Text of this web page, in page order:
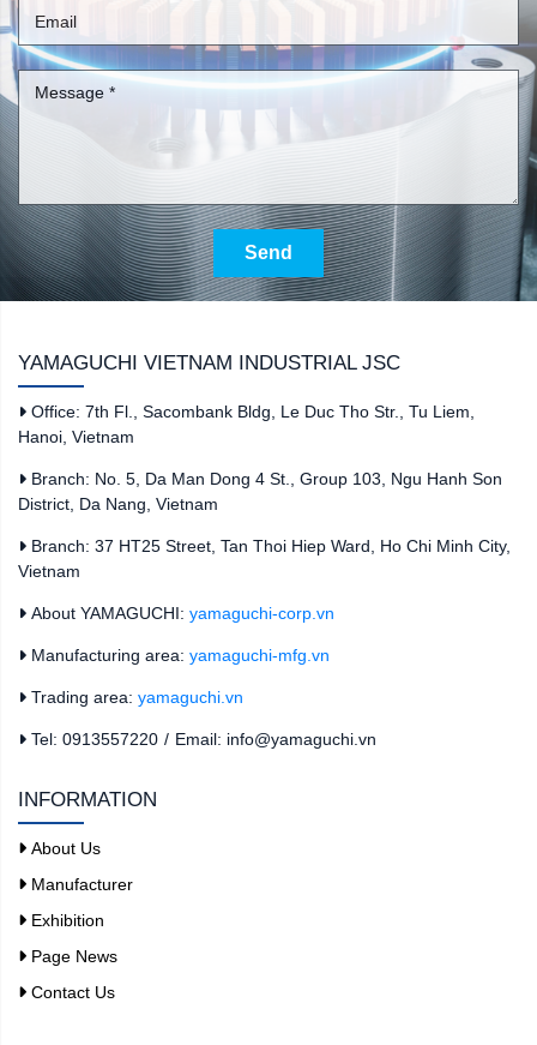
Send
YAMAGUCHI VIETNAM INDUSTRIAL JSC
Office: 7th Fl., Sacombank Bldg, Le Duc Tho Str., Tu Liem,
Hanoi, Vietnam
Branch: No. 5, Da Man Dong 4 St., Group 103, Ngu Hanh Son
District, Da Nang, Vietnam
Branch: 37 HT25 Street, Tan Thoi Hiep Ward, Ho Chi Minh City,
Vietnam
About YAMAGUCHI: yamaguchi-corp.vn
Manufacturing area: yamaguchi-mfg.vn
Trading area: yamaguchi.vn
Tel: 0913557220 / Email: info@yamaguchi.vn
INFORMATION
About Us
Manufacturer
Exhibition
Page News
Contact Us